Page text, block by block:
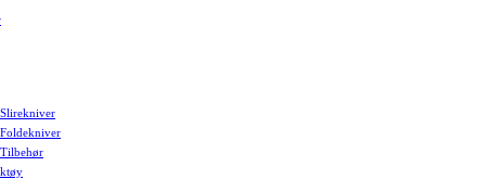
Slirekniver
Foldekniver
Tilbehør